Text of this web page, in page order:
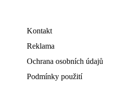
Kontakt
Reklama
Ochrana osobních údajů
Podmínky použití